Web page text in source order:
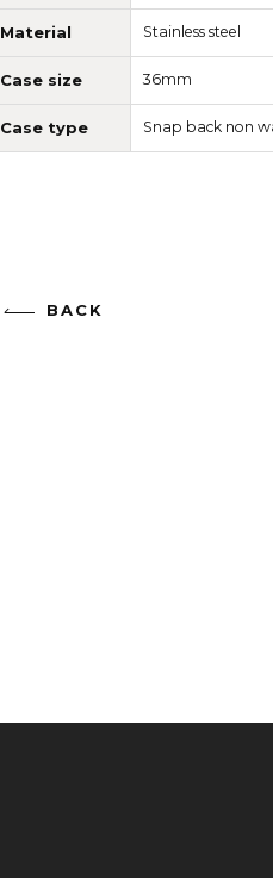
Material Stainless steel
Case size 36mm
Case type Snap back non
BACK